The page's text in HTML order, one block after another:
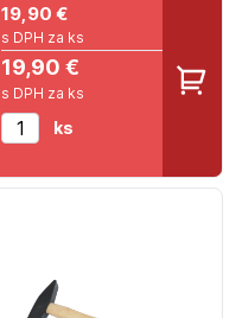
19,90 €
s DPH za ks
19,90 €
s DPH za ks
ks